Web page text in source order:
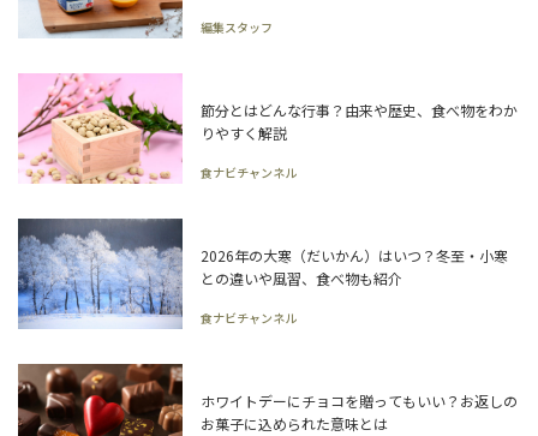
編集スタッフ
節分とはどんな行事？由来や歴史、食べ物をわか
りやすく解説
食ナビチャンネル
2026年の大寒（だいかん）はいつ？冬至・小寒
との違いや風習、食べ物も紹介
食ナビチャンネル
ホワイトデーにチョコを贈ってもいい？お返しの
お菓子に込められた意味とは